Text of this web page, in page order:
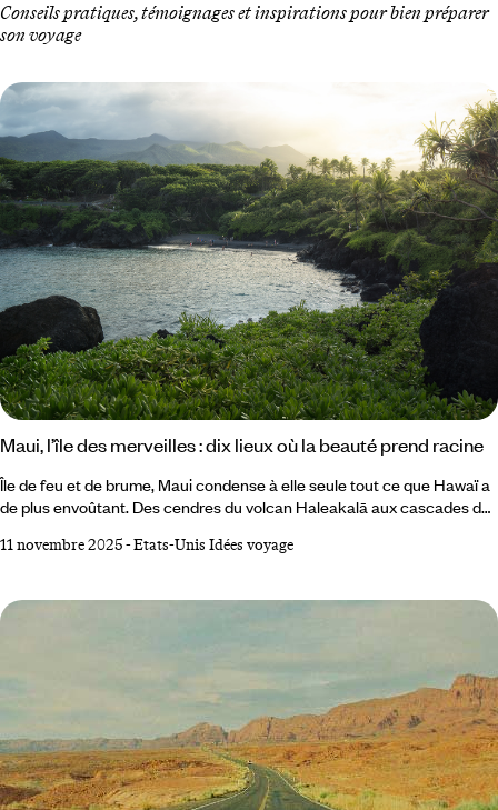
Conseils pratiques, témoignages et inspirations pour bien préparer
son voyage
Maui, l’île des merveilles : dix lieux où la beauté prend racine
Île de feu et de brume, Maui condense à elle seule tout ce que Hawaï a
de plus envoûtant. Des cendres du volcan Haleakalā aux cascades de
théâtre vivant où la nature semble improviser sa propre symphonie.
chaque vent porte une légende. Voici les lieux à ne surtout pas
manquer pour saisir l’esprit de Maui, l’île qui fait battre le cœur de
11 novembre 2025-Etats-Unis Idées voyage